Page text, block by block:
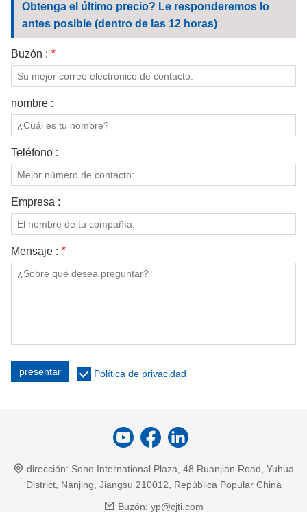
Obtenga el último precio? Le responderemos lo
antes posible (dentro de las 12 horas)
Buzón : *
nombre :
Teléfono :
Empresa :
Mensaje : *
presentar Política de privacidad
dirección: Soho International Plaza, 48 Ruanjian Road, Yuhua
District, Nanjing, Jiangsu 210012, República Popular China
Buzón: yp@cjti.com